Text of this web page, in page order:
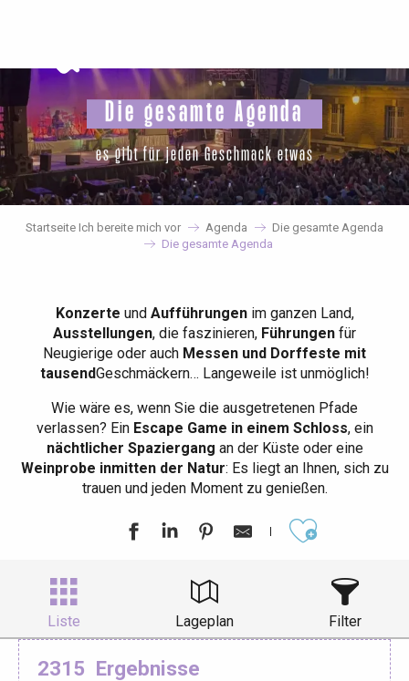
principal
Die gesamte Agenda
es gibt für jeden Geschmack etwas
Startseite Ich bereite mich vor Agenda
Die gesamte Agenda
Die gesamte Agenda
Konzerte und Aufführungenim ganzen Land,
Ausstellungen, die faszinieren, Führungen für
Neugierige oder auch Messen und Dorffeste mit
tausendGeschmäckern… Langeweile ist unmöglich!
Wie wäre es, wenn Sie die ausgetretenen Pfade
verlassen? EinEscape Game in einem Schloss, ein
nächtlicher Spaziergang an der Küste oder eine
Weinprobe inmitten der Natur: Es liegt an Ihnen, sich zu
trauen und jeden Moment zu genießen.
Liste Lageplan Filter
2315 Ergebnisse